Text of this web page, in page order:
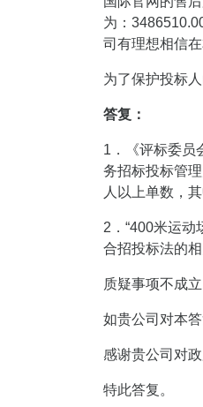
为：
司有理想相信
为了保护投标
答复：
1．《评标委员
务招标投标管
人以上单数，
2．“400米运
合招投标法的相
质疑事项不成立
如贵公司对本
感谢贵公司对
特此答复。